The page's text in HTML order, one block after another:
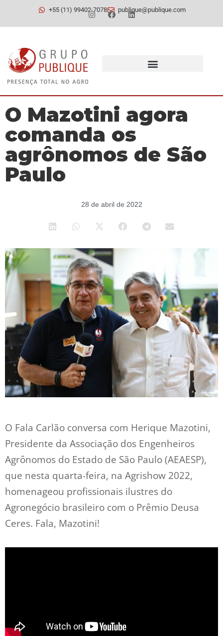
+55 (11) 99402-7078 publique@publique.com
O Mazotini agora
comanda os
agrônomos de São
Paulo
28 de abril de 2022
O Fala Carlão conversa com Herique Mazotini,
Presidente da Associação dos Engenheiros
Agrônomos do Estado de São Paulo (AEAESP),
que nesta quarta-feira, na Agrishow 2022,
homenageou profissionais ilustres do
Agronegócio brasileiro com o Prêmio Deusa
Ceres. Fala, Mazotini!